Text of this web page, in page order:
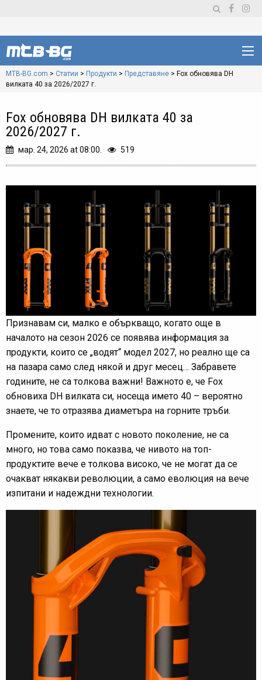
MTB-BG.com > Статии > Продукти > Представяне > Fox обновява DH
вилката 40 за 2026/2027 г.
Fox обновява DH вилката 40 за
2026/2027 г.
мар. 24, 2026 at 08:00. 519
Признавам си, малко е объркващо, когато още в
началото на сезон 2026 се появява информация за
продукти, които се „водят“ модел 2027, но реално ще са
на пазара само след някой и друг месец… Забравете
годините, не са толкова важни! Важното е, че Fox
обновиха DH вилката си, носеща името 40 – вероятно
знаете, че то отразява диаметъра на горните тръби.
Промените, които идват с новото поколение, не са
много, но това само показва, че нивото на топ-
продуктите вече е толкова високо, че не могат да се
очакват някакви революции, а само еволюция на вече
изпитани и надеждни технологии.